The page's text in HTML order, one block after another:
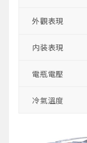
外觀表現
内装表現
電瓶電壓
冷氣溫度